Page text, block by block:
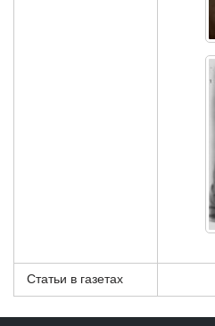
Статьи в газетах